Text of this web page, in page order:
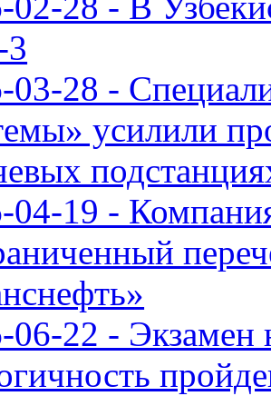
03-28 -
усилили
04-19 -
06-22 - Экзамен